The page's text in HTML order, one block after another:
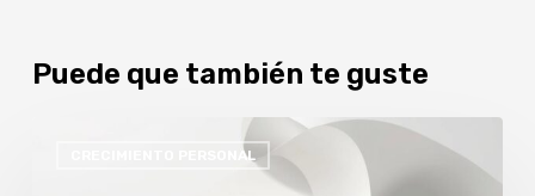
Puede que también te guste
CRECIMIENTO PERSONAL